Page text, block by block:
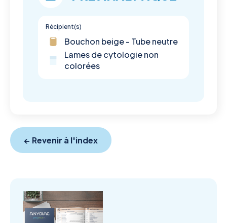
Récipient(s)
Bouchon beige - Tube neutre
Lames de cytologie non
colorées
← Revenir à l'index